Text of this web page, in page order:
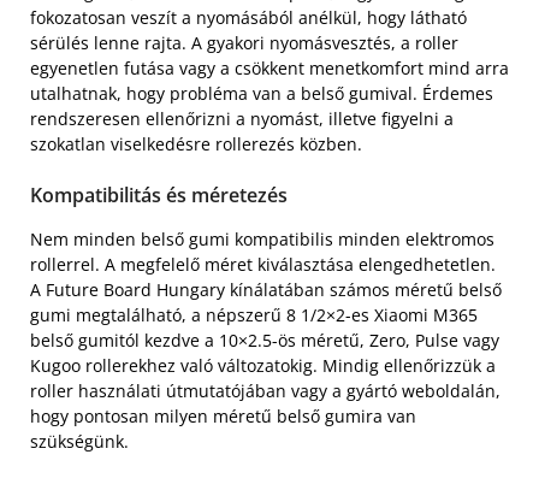
fokozatosan veszít a nyomásából anélkül, hogy látható
sérülés lenne rajta. A gyakori nyomásvesztés, a roller
egyenetlen futása vagy a csökkent menetkomfort mind arra
utalhatnak, hogy probléma van a belső gumival. Érdemes
rendszeresen ellenőrizni a nyomást, illetve figyelni a
szokatlan viselkedésre rollerezés közben.
Kompatibilitás és méretezés
Nem minden belső gumi kompatibilis minden elektromos
rollerrel. A megfelelő méret kiválasztása elengedhetetlen.
A Future Board Hungary kínálatában számos méretű belső
gumi megtalálható, a népszerű 8 1/2×2-es Xiaomi M365
belső gumitól kezdve a 10×2.5-ös méretű, Zero, Pulse vagy
Kugoo rollerekhez való változatokig. Mindig ellenőrizzük a
roller használati útmutatójában vagy a gyártó weboldalán,
hogy pontosan milyen méretű belső gumira van
szükségünk.